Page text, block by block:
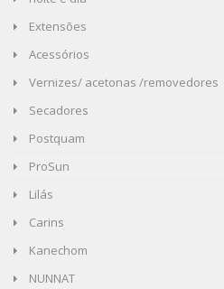
Extensões
Acessórios
Vernizes/ acetonas /removedores
Secadores
Postquam
ProSun
Lilás
Carins
Kanechom
NUNNAT